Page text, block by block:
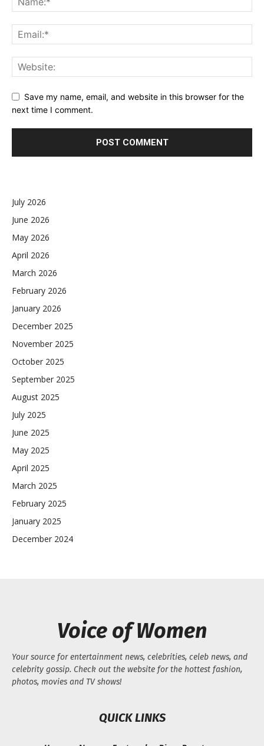
Save my name, email, and website in this browser for the
next time I comment.
July 2026
June 2026
May 2026
April 2026
March 2026
February 2026
January 2026
December 2025
November 2025
October 2025
September 2025
August 2025
July 2025
June 2025
May 2025
April 2025
March 2025
February 2025
January 2025
December 2024
Voice of Women
Your source for entertainment news, celebrities, celeb news, and
celebrity gossip. Check out the website for the hottest fashion,
photos, movies and TV shows!
QUICK LINKS